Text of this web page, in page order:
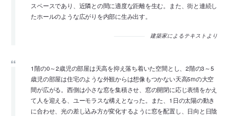
スペースであり、近隣との間に適度な距離を生む。また、街と連続し
たホールのような広がりを内部に生み出す。
建築家によるテキストより
1階の0～2歳児の部屋は天高を抑え落ち着いた空間とし、2階の3～5
歳児の部屋は住宅のような外観からは想像もつかない天高5mの大空
間が広がる。西側は小さな窓を集積させ、窓の開閉に応じ表情をかえ
て人を迎える、ユーモラスな構えとなった。また、1日の太陽の動き
に合わせ、光の差し込み方が変化するように窓を配置し、日向と日陰